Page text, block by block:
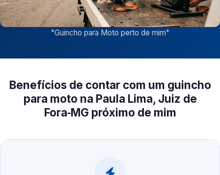
"Guincho para Moto perto de mim"
Benefícios de contar com um guincho
para moto na Paula Lima, Juiz de
Fora‑MG próximo de mim